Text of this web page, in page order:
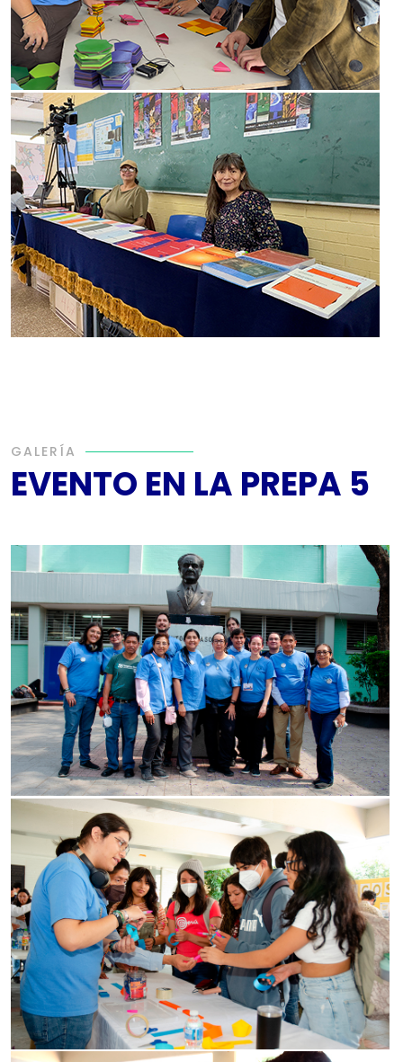
GALERÍA
EVENTO EN LA PREPA 5